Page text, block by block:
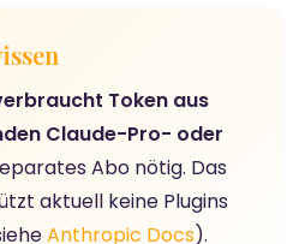
Token aus
Claude-Pro- oder
Abo nötig. Das
aktuell keine Plugins
Anthropic Docs).